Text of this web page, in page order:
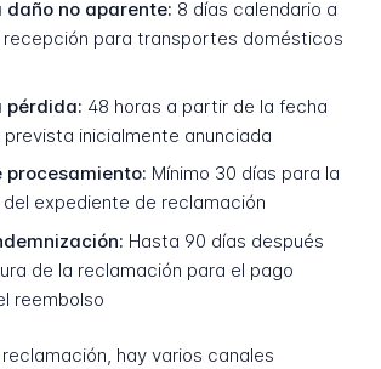
daño no aparente: 8 días calendario a
para transportes domésticos
pérdida: 48 horas a partir de la fecha
inicialmente anunciada
procesamiento: Mínimo 30 días para la
expediente de reclamación
Hasta 90 días después
de la reclamación para el pago
reembolso
hay varios canales